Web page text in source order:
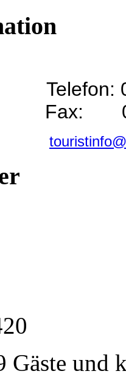
Telefon:
Fax:
Gäste und